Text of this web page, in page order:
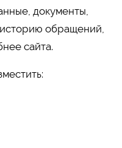
документы,
обращений,
сайта.